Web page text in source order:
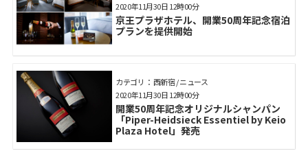
京王プラザホテル、開業50周年記念宿泊
プランを提供開始
2020年11月30日 12時00分
カテゴリ： 西新宿 / ニュース
開業50周年記念オリジナルシャンパン
「Piper-Heidsieck Essentiel by Keio
Plaza Hotel」発売
2020年11月30日 12時00分